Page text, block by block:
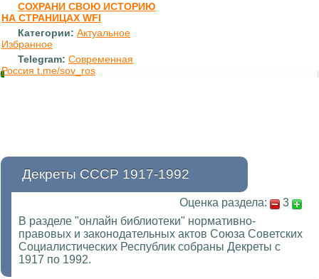
СОХРАНИ СВОЮ ИСТОРИЮ
НА СТРАНИЦАХ WFI
Категории: Актуальное
Избранное
Telegram: Современная
Россия t.me/sov_ros
Декреты СССР 1917-1992
Оценка раздела:
3
В разделе "онлайн библиотеки" нормативно-
правовых и законодательных актов Союза Советских
Социалистических Республик собраны Декреты с
1917 по 1992.